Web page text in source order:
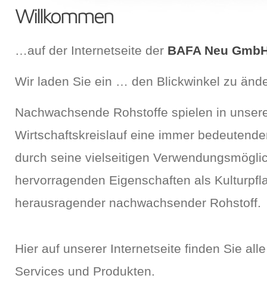
Willkommen
…auf der Internetseite der BAFA Neu
Wir laden Sie ein … den Blickwinkel zu
Nachwachsende Rohstoffe spielen in
Wirtschaftskreislauf eine immer
durch seine vielseitigen
hervorragenden Eigenschaften als
herausragender nachwachsender Rohstoff.
Hier auf unserer Internetseite finden Sie
Services und Produkten.